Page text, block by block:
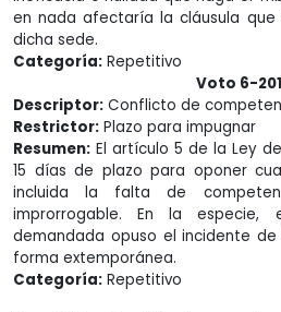
en nada afectaría la cláusula
dicha sede.
Categoría: Repetitivo
Voto 6-
Descriptor: Conflicto de
Restrictor: Plazo para impugnar
Resumen: El artículo 5 de la Ley
15 días de plazo para oponer
incluida la falta de
improrrogable. En la
demandada opuso el incidente
forma extemporánea.
Categoría: Repetitivo